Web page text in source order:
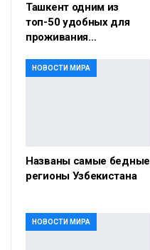
Ташкент одним из
топ-50 удобных для
проживания…
НОВОСТИ МИРА
Названы самые бедные
регионы Узбекистана
НОВОСТИ МИРА